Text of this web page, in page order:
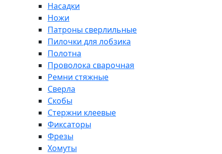
Насадки
Ножи
Патроны сверлильные
Пилочки для лобзика
Полотна
Проволока сварочная
Ремни стяжные
Сверла
Скобы
Стержни клеевые
Фиксаторы
Фрезы
Хомуты